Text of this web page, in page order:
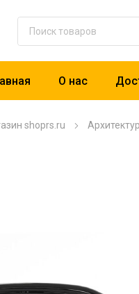
О нас
shoprs.ru